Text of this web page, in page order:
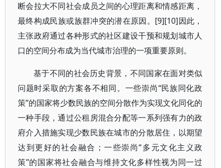
断会拉大不同社会成员之间的心理距离和情感距离，
最终构成民族或族群冲突的潜在原因。[9][10]因此，
主张政府通过各种形式的社区建设干预和规划城市人
口的空间分布成为当代城市治理的一项重要原则。
基于不同的社会历史背景，不同国家在面对类似
问题时采取的方案各不相同。一些崇尚“民族同化政
策”的国家将少数民族的空间分散作为实现文化同化的
一种手段，通过公租房混合分配等一系列强有力的政
府介入措施实现少数民族在城市的分散居住，以期望
达到更好的社会融合；一些崇尚“多元文化主义政
策”的国家将社会融合与维持文化多样性视为同一过